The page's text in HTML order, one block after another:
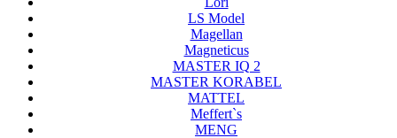
LS Model
Magellan
Magneticus
MASTER IQ 2
MASTER KORABEL
MATTEL
Meffert`s
MENG